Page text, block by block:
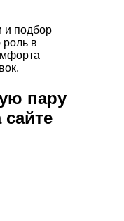
и подбор
в
пару